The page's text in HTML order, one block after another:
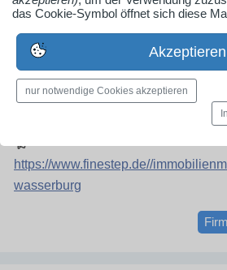
Johannes Hoffmeister
83512 Wasserburg am Inn
080715209024
https://www.finestep.de//
wasserburg
das Cookie-Symbol öffnet sich diese
Akzeptieren
nur notwendige Cookies akzeptieren